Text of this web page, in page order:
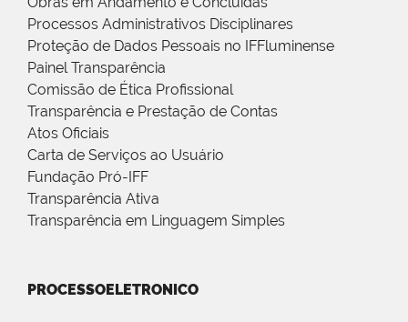
Processos Administrativos Disciplinares
Proteção de Dados Pessoais no IFFluminense
Painel Transparência
Comissão de Ética Profissional
Transparência e Prestação de Contas
Atos Oficiais
Carta de Serviços ao Usuário
Fundação Pró-IFF
Transparência Ativa
Transparência em Linguagem Simples
PROCESSOELETRONICO